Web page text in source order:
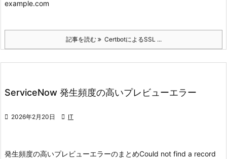
example.com
記事を読む CertbotによるSSL ...
ServiceNow 発生頻度の高いプレビューエラー
 2026年2月20日  IT
発生頻度の高いプレビューエラーのまとめCould not find a record